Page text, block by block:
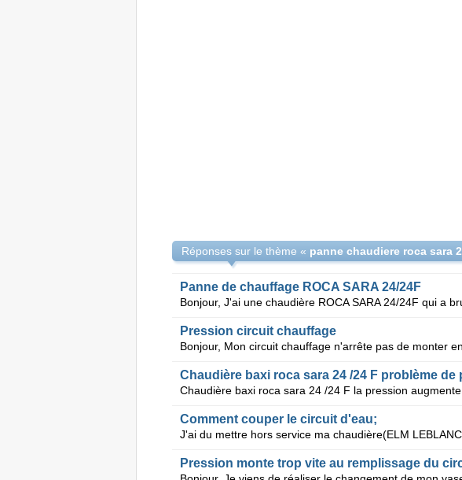
Réponses sur le thème « panne chaudiere roca sara
Panne de chauffage ROCA SARA 24/24F
Pression circuit chauffage
Chaudière baxi roca sara 24 /24 F problème de
Comment couper le circuit d'eau;
Pression monte trop vite au remplissage du